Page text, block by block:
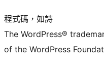
程式碼，如詩
The WordPress®
of the WordPress